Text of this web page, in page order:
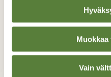
Vain
Biodiversity